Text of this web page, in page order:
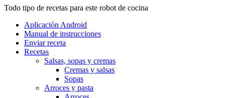
Todo tipo de recetas para este robot de cocina
Aplicación Android
Manual de instrucciones
Enviar receta
Recetas
Salsas, sopas y cremas
Cremas y salsas
Sopas
Arroces y pasta